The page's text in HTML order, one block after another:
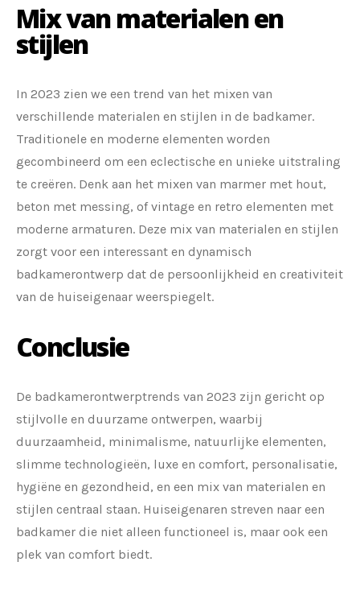
Mix van materialen en
stijlen
In 2023 zien we een trend van het mixen van
verschillende materialen en stijlen in de badkamer.
Traditionele en moderne elementen worden
gecombineerd om een eclectische en unieke uitstraling
te creëren. Denk aan het mixen van marmer met hout,
beton met messing, of vintage en retro elementen met
moderne armaturen. Deze mix van materialen en stijlen
zorgt voor een interessant en dynamisch
badkamerontwerp dat de persoonlijkheid en creativiteit
van de huiseigenaar weerspiegelt.
Conclusie
De badkamerontwerptrends van 2023 zijn gericht op
stijlvolle en duurzame ontwerpen, waarbij
duurzaamheid, minimalisme, natuurlijke elementen,
slimme technologieën, luxe en comfort, personalisatie,
hygiëne en gezondheid, en een mix van materialen en
stijlen centraal staan. Huiseigenaren streven naar een
badkamer die niet alleen functioneel is, maar ook een
plek van comfort biedt.